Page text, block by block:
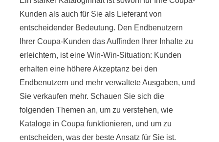
Kunden als auch für Sie als Lieferant von
entscheidender Bedeutung. Den Endbenutzern
Ihrer Coupa-Kunden das Auffinden Ihrer Inhalte zu
erleichtern, ist eine Win-Win-Situation: Kunden
erhalten eine höhere Akzeptanz bei den
Endbenutzern und mehr verwaltete Ausgaben, und
Sie verkaufen mehr. Schauen Sie sich die
folgenden Themen an, um zu verstehen, wie
Kataloge in Coupa funktionieren, und um zu
entscheiden, was der beste Ansatz für Sie ist.